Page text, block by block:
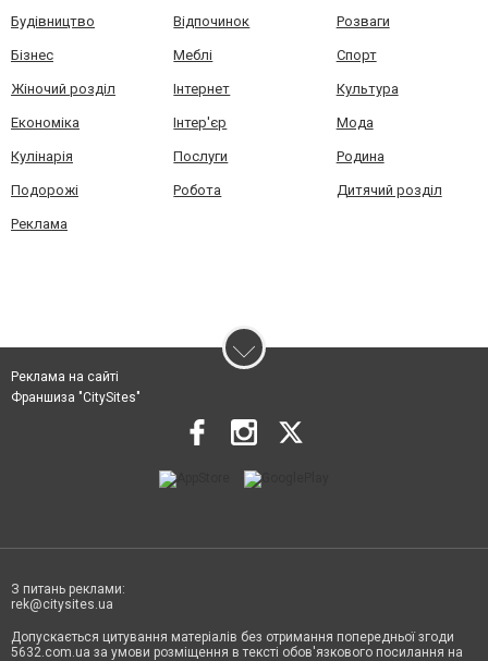
Будівництво Відпочинок Розваги
Бізнес Меблі Спорт
Жіночий розділ Інтернет Культура
Економіка Інтер'єр Мода
Кулінарія Послуги Родина
Подорожі Робота Дитячий розділ
Реклама
Реклама на сайті
Франшиза "CitySites"
З питань реклами:
rek@citysites.ua
Допускається цитування матеріалів без отримання попередньої згоди
5632.com.ua за умови розміщення в тексті обов'язкового посилання на